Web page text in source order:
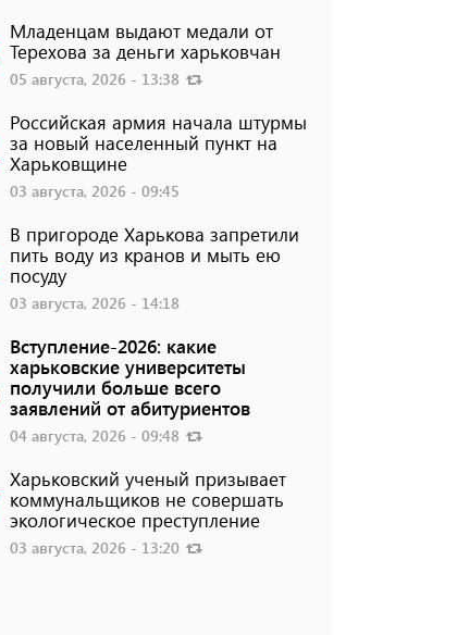
Младенцам выдают медали от
Терехова за деньги харьковчан
05 августа, 2026 - 13:38
Российская армия начала штурмы
за новый населенный пункт на
Харьковщине
03 августа, 2026 - 09:45
В пригороде Харькова запретили
пить воду из кранов и мыть ею
посуду
03 августа, 2026 - 14:18
Вступление-2026: какие
харьковские университеты
получили больше всего
заявлений от абитуриентов
04 августа, 2026 - 09:48
Харьковский ученый призывает
коммунальщиков не совершать
экологическое преступление
03 августа, 2026 - 13:20